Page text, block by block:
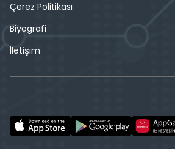
Çerez Politikası
Biyografi
İletişim